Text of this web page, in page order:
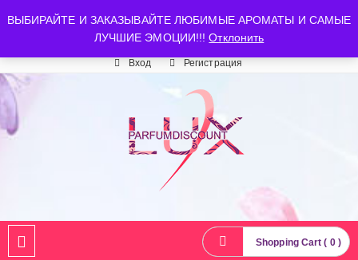
ВЫБИРАЙТЕ И ЗАКАЗЫВАЙТЕ ЛЮБИМЫЕ АРОМАТЫ И САМЫЕ
ЛУЧШИЕ ЭМОЦИИ!!!Отклонить
luxparfumdiscount@mail.ru +7 903 544 11 18 г. Москва
Время работы: пн-сб 10:00-21:00
Вход Регистрация
Shopping Cart ( 0 )